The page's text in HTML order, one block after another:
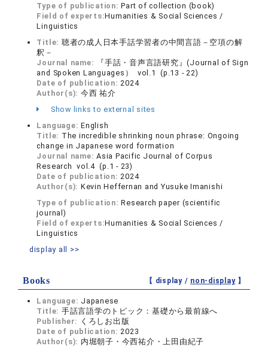
Type of publication:Part of collection (book)
Field of experts:Humanities & Social Sciences /
Linguistics
Title: 聴者の成人日本手話学習者の中間言語－空項の解
釈－
Journal name:
『手話・音声言語研究』(Journal of Sign
and Spoken Languages） vol.1 (p.13 - 22)
Date of publication: 2024
Author(s): 今西 祐介
Show links to external sites
Language:English
Title: The incredible shrinking noun phrase: Ongoing
change in Japanese word formation
Journal name:Asia Pacific Journal of Corpus
Research vol.4 (p.1 - 23)
Date of publication: 2024
Author(s): Kevin Heffernan and Yusuke Imanishi
Type of publication:Research paper (scientific
journal)
Field of experts:Humanities & Social Sciences /
Linguistics
display all >>
Books 【 display / non-display】
Language: Japanese
Title: 手話言語学のトピック：基礎から最前線へ
Publisher: くろしお出版
Date of publication: 2023
Author(s): 内堀朝子・今西祐介・上田由紀子